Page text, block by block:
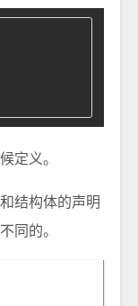
定义。
结构体的声明
同的。